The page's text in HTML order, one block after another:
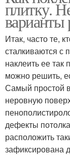
плитку.
Итак, часто те,
сталкиваются с
наклеить ее так
можно решить,
Самый простой
неровную
дефекты
расположить
зафиксирована